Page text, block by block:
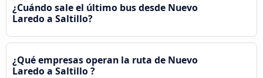
¿Cuándo sale el último bus desde Nuevo
Laredo a Saltillo?
¿Qué empresas operan la ruta de Nuevo
Laredo a Saltillo ?